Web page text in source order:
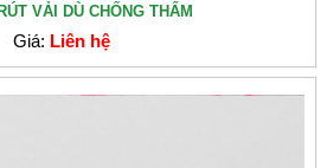
VẢI DÙ CHỐNG THẤM
Giá: Liên hệ